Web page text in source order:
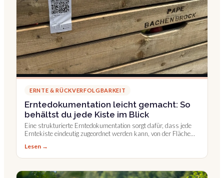
ERNTE & RÜCKVERFOLGBARKEIT
Erntedokumentation leicht gemacht: So
behältst du jede Kiste im Blick
Eine strukturierte Erntedokumentation sorgt dafür, dass jede
Erntekiste eindeutig zugeordnet werden kann, von der Fläche
Lesen →